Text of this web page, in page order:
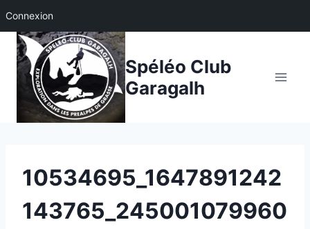
Connexion
Aller
contenu
Spéléo Club
Garagalh
10534695_1647891242
143765_245001079960